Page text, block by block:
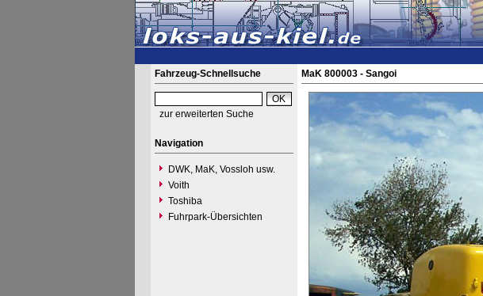
Fahrzeug-Schnellsuche
zur erweiterten Suche
Navigation
DWK, MaK, Vossloh usw.
Voith
Toshiba
Fuhrpark-Übersichten
MaK 800003 - Sangoi